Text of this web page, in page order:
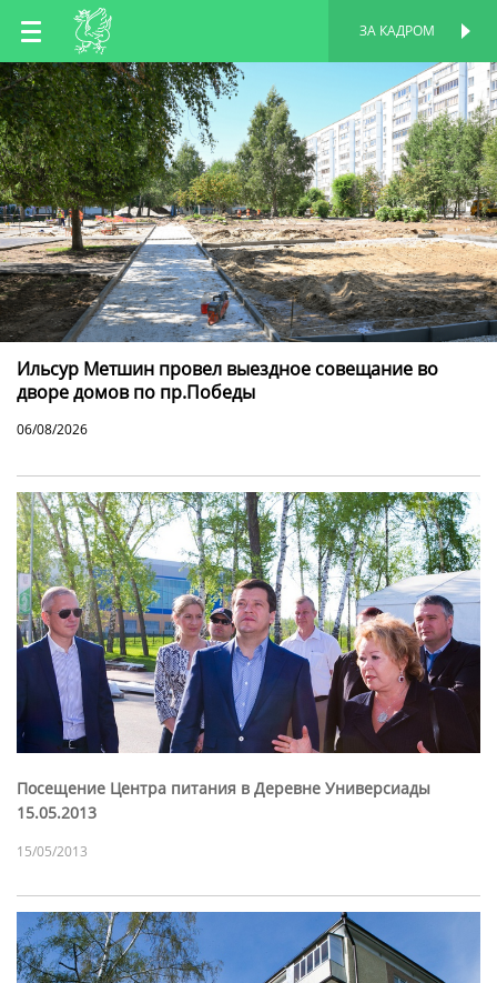
RU
EN
TT
ЗА КАДРОМ
Ильсур Метшин провел выездное совещание во
дворе домов по пр.Победы
06/08/2026
Посещение Центра питания в Деревне Универсиады
15.05.2013
15/05/2013
ПЕРСОНАЛЬНАЯ
СТРАНИЦА